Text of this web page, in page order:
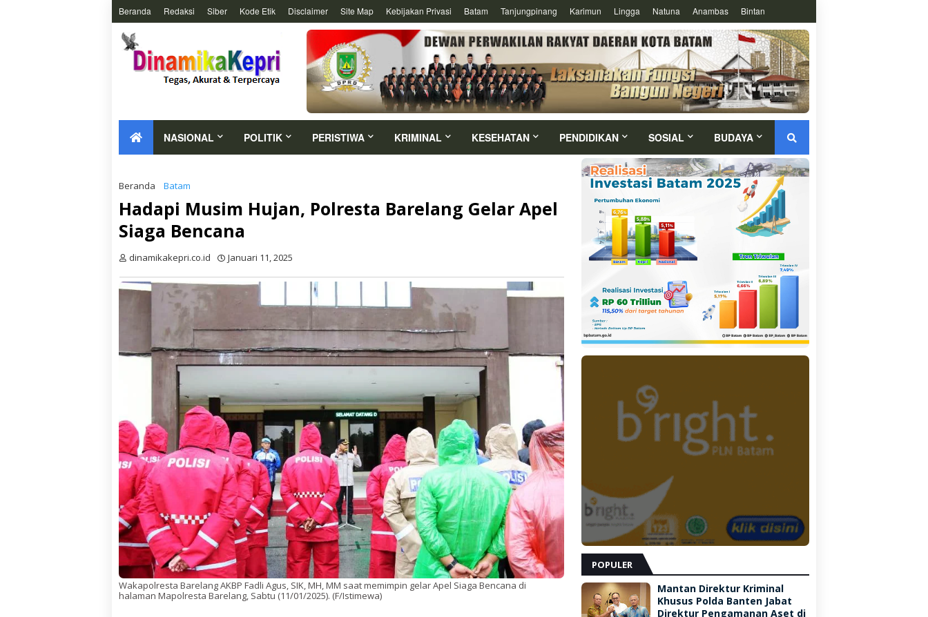
Beranda Redaksi Siber Kode Etik Disclaimer Site Map Kebijakan Privasi Batam Tanjungpinang Karimun Lingga Natuna Anambas Bintan
NASIONAL POLITIK PERISTIWA KRIMINAL KESEHATAN PENDIDIKAN SOSIAL BUDAYA
Beranda Batam
Hadapi Musim Hujan, Polresta Barelang Gelar Apel
Siaga Bencana
dinamikakepri.co.id Januari 11, 2025
Wakapolresta Barelang AKBP Fadli Agus, SIK, MH, MM saat memimpin gelar Apel Siaga Bencana di
halaman Mapolresta Barelang, Sabtu (11/01/2025). (F/Istimewa)
POPULER
Mantan Direktur Kriminal
Khusus Polda Banten Jabat
Direktur Pengamanan Aset di